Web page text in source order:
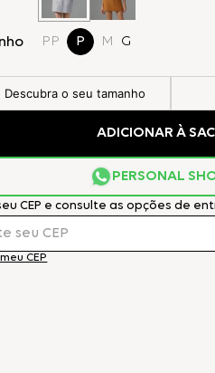
PP P M G
Descubra o seu tamanho
ADICIONAR À
PERSONAL
CEP e consulte as opções de
CEP